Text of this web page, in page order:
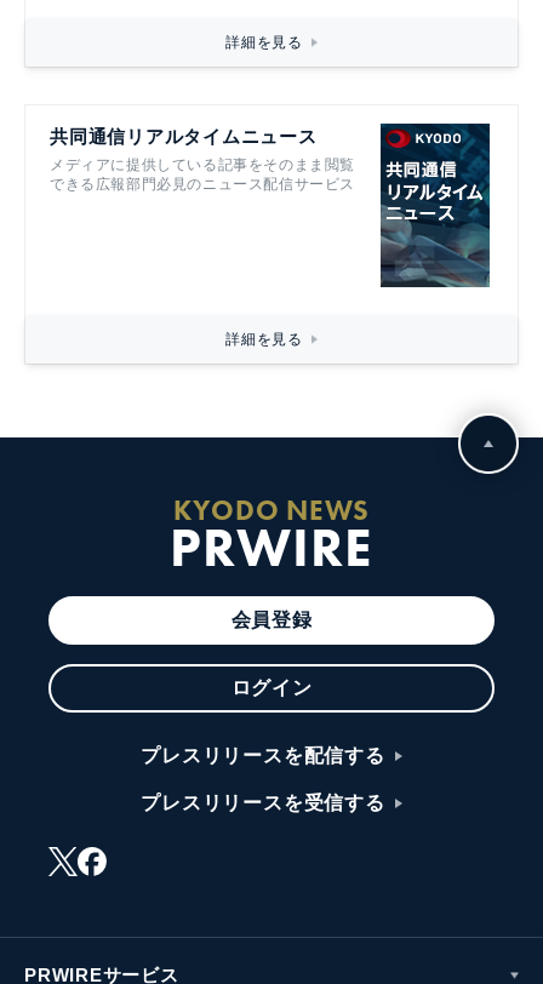
詳細を見る
共同通信リアルタイムニュース
メディアに提供している記事をそのまま閲覧
できる広報部門必見のニュース配信サービス
詳細を見る
KYODO NEWS
PRWIRE
会員登録
ログイン
プレスリリースを配信する
プレスリリースを受信する
PRWIREサービス